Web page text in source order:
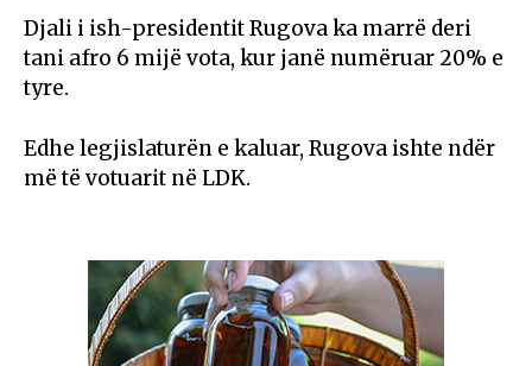
Djali i ish-presidentit Rugova ka marrë deri
tani afro 6 mijë vota, kur janë numëruar 20% e
tyre.
Edhe legjislaturën e kaluar, Rugova ishte ndër
më të votuarit në LDK.